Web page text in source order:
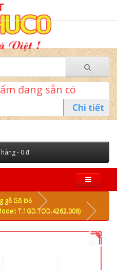
đang sẵn có
Chi tiết
- 0 đ
gỗ Gõ Đỏ
T.1GD.TOD.4262.006)